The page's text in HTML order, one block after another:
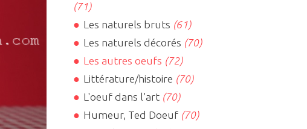
(71)
Les naturels bruts (61)
Les naturels décorés (70)
Les autres oeufs (72)
Littérature/histoire (70)
L'oeuf dans l'art(70)
Humeur, Ted Doeuf(70)